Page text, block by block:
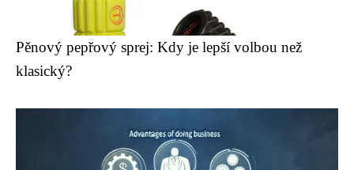
Pěnový pepřový sprej: Kdy je lepší volbou než
klasický?